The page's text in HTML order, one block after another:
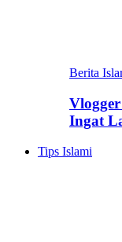
Berita
Ingat
Tips Islami